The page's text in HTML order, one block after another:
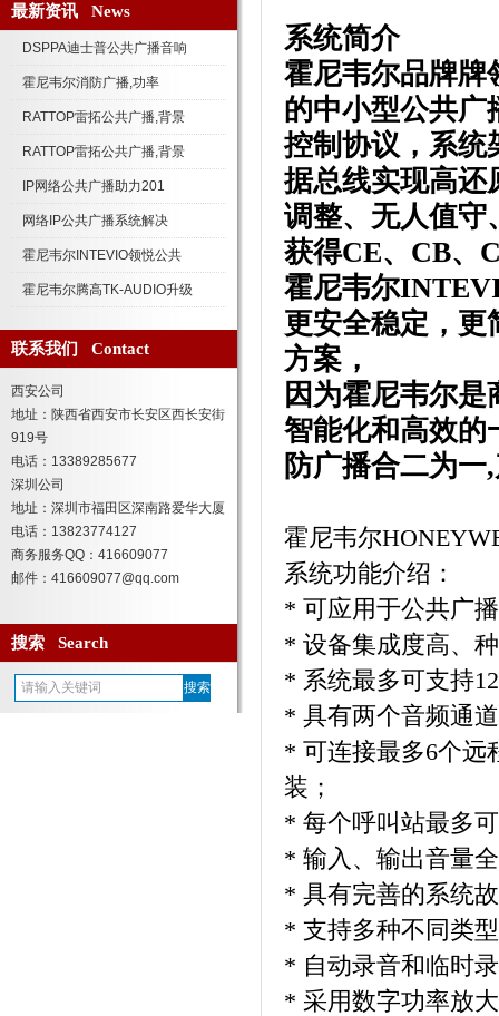
最新资讯 News
DSPPA迪士普公共广播音响
霍尼韦尔消防广播,功率
RATTOP雷拓公共广播,背景
RATTOP雷拓公共广播,背景
IP网络公共广播助力201
网络IP公共广播系统解决
霍尼韦尔INTEVIO领悦公共
霍尼韦尔腾高TK-AUDIO升级
联系我们 Contact
西安公司
地址：陕西省西安市长安区西长安街
919号
电话：13389285677
深圳公司
地址：深圳市福田区深南路爱华大厦
电话：13823774127
商务服务QQ：416609077
邮件：416609077@qq.com
搜索 Search
系统简介
霍尼韦尔品牌牌
的中小型公共广
控制协议，系统
据总线实现高还
调整、无人值守
获得CE、CB、
霍尼韦尔
更安全稳定，更
方案，
因为霍尼韦尔
智能化和高效的
防广播合二为
霍尼韦尔
系统功能介绍：
* 可应用于公共广
* 设备集成度高、
* 系统最多可支持
* 具有两个音频通
* 可连接最多6个远
装；
* 每个呼叫站最多
* 输入、输出音量
* 具有完善的系统
* 支持多种不同类
* 自动录音和临时
* 采用数字功率放